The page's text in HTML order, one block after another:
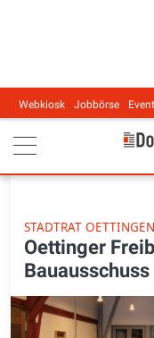
Main navigation
Webkiosk Jobbörse
STADTRAT OETTINGEN
Oettinger
Bauausschuss